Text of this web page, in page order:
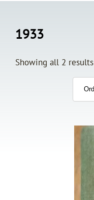
1933
Showing all 2 results